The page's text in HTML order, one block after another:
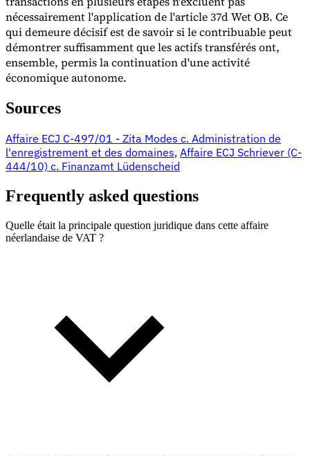
nécessairement l'application de l'article 37d Wet OB. Ce
qui demeure décisif est de savoir si le contribuable peut
démontrer suffisamment que les actifs transférés ont,
ensemble, permis la continuation d'une activité
économique autonome.
Sources
Affaire ECJ C-497/01 - Zita Modes c. Administration de
l'enregistrement et des domaines, Affaire ECJ Schriever (C-
444/10) c. Finanzamt Lüdenscheid
Frequently asked questions
Quelle était la principale question juridique dans cette affaire
néerlandaise de VAT ?